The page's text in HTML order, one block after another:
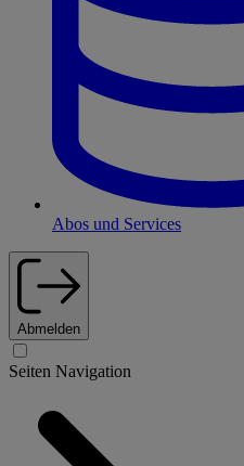
Abos und Services
Abmelden
Seiten Navigation